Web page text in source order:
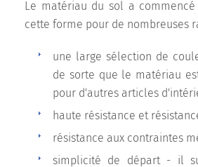
Le matériau du sol a
cette forme pour de nombreuses
une large sélection de
de sorte que le matériau
pour d'autres articles
haute résistance et
résistance aux contraintes
simplicité de départ - il